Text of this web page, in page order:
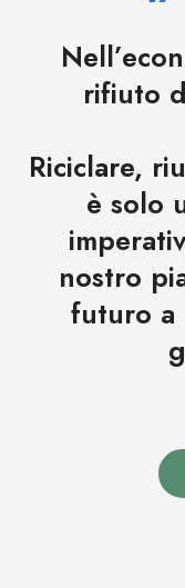
rifiuto
Riciclare,
è solo
nostro
futuro a